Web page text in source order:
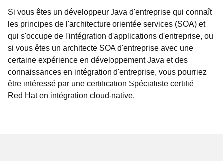
Si vous êtes un développeur Java d'entreprise qui connaît
les principes de l'architecture orientée services (SOA) et
qui s'occupe de l'intégration d'applications d'entreprise, ou
si vous êtes un architecte SOA d'entreprise avec une
certaine expérience en développement Java et des
connaissances en intégration d'entreprise, vous pourriez
être intéressé par une certification Spécialiste certifié
Red Hat en intégration cloud-native.